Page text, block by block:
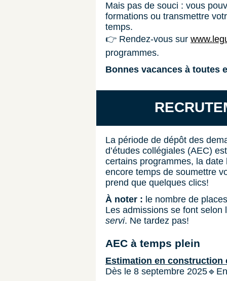
Mais pas de souci : vous
formations ou transmettre
temps.
👉 Rendez-vous sur
programmes.
Bonnes vacances à toutes
La période de dépôt des
d’études collégiales (AEC)
certains programmes, la
encore temps de soumettre
prend que quelques clics!
À noter : le nombre de
Les admissions se font
servi. Ne tardez pas!
AEC à temps plein
Estimation en construction
Dès le 8 septembre